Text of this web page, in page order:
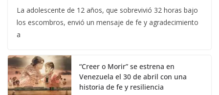
La adolescente de 12 años, que sobrevivió 32 horas bajo
los escombros, envió un mensaje de fe y agradecimiento
a
“Creer o Morir” se estrena en
Venezuela el 30 de abril con una
historia de fe y resiliencia